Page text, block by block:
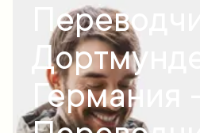
Германия -